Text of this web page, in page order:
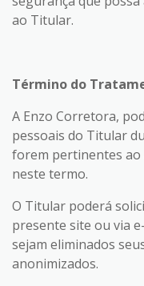
ao Titular.
Término do
A Enzo Corretora,
pessoais do Titular
forem pertinentes ao
neste termo.
O Titular poderá
presente site ou via
sejam eliminados
anonimizados.